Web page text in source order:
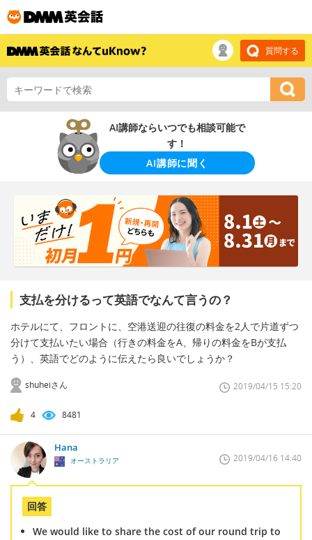
質問する
AI講師ならいつでも相談可能で
す！
AI講師に聞く
支払を分けるって英語でなんて言うの？
ホテルにて、フロントに、空港送迎の往復の料金を2人で片道ずつ
分けて支払いたい場合（行きの料金をA、帰りの料金をBが支払
う）、英語でどのように伝えたら良いでしょうか？
shuheiさん 2019/04/15 15:20
4 8481
Hana
オーストラリア 2019/04/16 14:40
回答
We would like to share the cost of our round trip to